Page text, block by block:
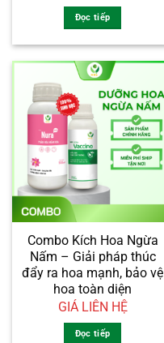
Đọc tiếp
Combo Kích Hoa Ngừa
Nấm – Giải pháp thúc
đẩy ra hoa mạnh, bảo vệ
hoa toàn diện
GIÁ LIÊN HỆ
Đọc tiếp